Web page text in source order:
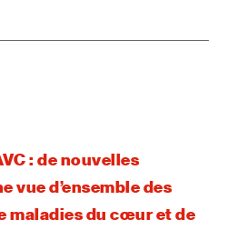
: de nouvelles
vue d’ensemble des
maladies du cœur et de